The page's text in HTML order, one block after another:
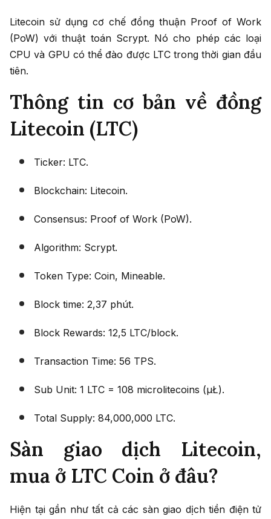
Litecoin sử dụng cơ chế đồng thuận Proof of Work
(PoW) với thuật toán Scrypt. Nó cho phép các loại
CPU và GPU có thể đào được LTC trong thời gian đầu
tiên.
Thông tin cơ bản về đồng
Litecoin (LTC)
Ticker: LTC.
Blockchain: Litecoin.
Consensus: Proof of Work (PoW).
Algorithm: Scrypt.
Token Type: Coin, Mineable.
Block time: 2,37 phút.
Block Rewards: 12,5 LTC/block.
Transaction Time: 56 TPS.
Sub Unit: 1 LTC = 108 microlitecoins (μŁ).
Total Supply: 84,000,000 LTC.
Sàn giao dịch Litecoin,
mua ở LTC Coin ở đâu?
Hiện tại gần như tất cả các sàn giao dịch tiền điện tử